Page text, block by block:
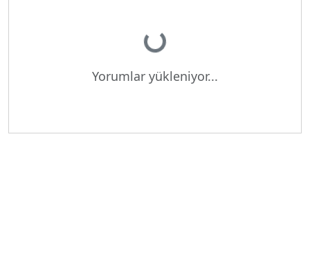
Yükleniyor...
Yorumlar yükleniyor...